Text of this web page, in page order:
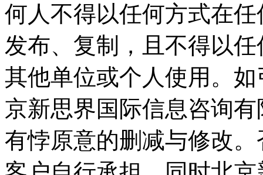
何人不得以任何方式在
发布、复制，且不得以
其他单位或个人使用。
京新思界国际信息咨询
有悖原意的删减与修改